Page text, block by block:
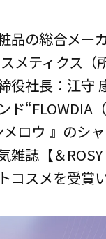
品の総合メー
メティクス（
役社長：江守
ド“FLOWDIA
ロウ 』のシ
雑誌【＆
コスメを受賞